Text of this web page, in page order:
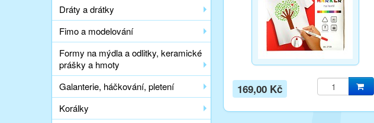
Dráty a drátky
Fimo a modelování
Formy na mýdla a odlitky, keramické
prášky a hmoty
Galanterie, háčkování, pletení
Korálky
169,00 Kč